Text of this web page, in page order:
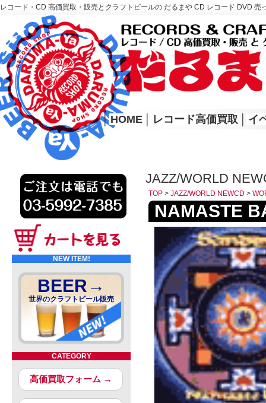
レコード・CD 高価買取・販売とクラフトビールの だるまや CD レコード DVD
レコード高価買取はこちら
HOME
│ HOME レコード高価買取 イ
NEW ITEM!
BEER→
世界のクラフトビール販売
CATEGORY
高価買取フォーム →
JAZZ/WORLD
TOP > JAZZ/WORLD NEWCD >
NAMASTE